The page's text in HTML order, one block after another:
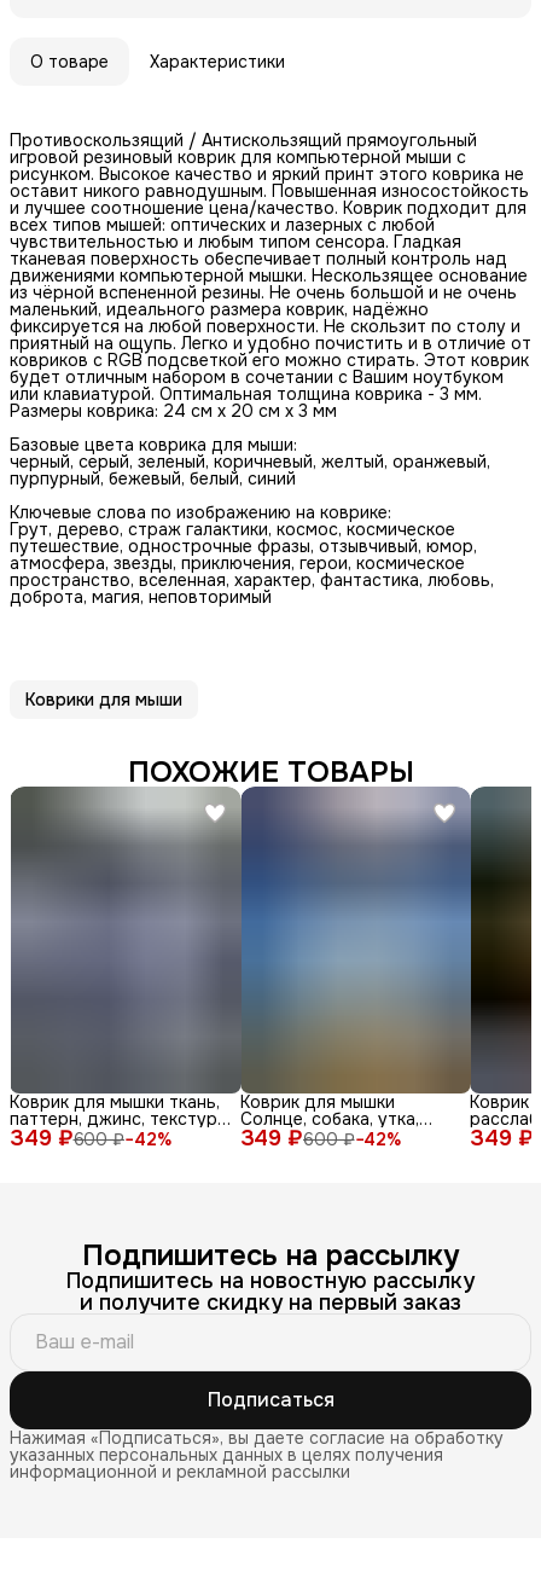
О товаре Характеристики
Противоскользящий / Антискользящий прямоугольный
игровой резиновый коврик для компьютерной мыши с
рисунком. Высокое качество и яркий принт этого коврика не
оставит никого равнодушным. Повышенная износостойкость
и лучшее соотношение цена/качество. Коврик подходит для
всех типов мышей: оптических и лазерных с любой
чувствительностью и любым типом сенсора. Гладкая
тканевая поверхность обеспечивает полный контроль над
движениями компьютерной мышки. Нескользящее основание
из чёрной вспененной резины. Не очень большой и не очень
маленький, идеального размера коврик, надёжно
фиксируется на любой поверхности. Не скользит по столу и
приятный на ощупь. Легко и удобно почистить и в отличие от
ковриков с RGB подсветкой его можно стирать. Этот коврик
будет отличным набором в сочетании с Вашим ноутбуком
или клавиатурой. Оптимальная толщина коврика - 3 мм.
Размеры коврика: 24 см x 20 см x 3 мм
Базовые цвета коврика для мыши:
черный, серый, зеленый, коричневый, желтый, оранжевый,
пурпурный, бежевый, белый, синий
Ключевые слова по изображению на коврике:
Грут, дерево, страж галактики, космос, космическое
путешествие, однострочные фразы, отзывчивый, юмор,
атмосфера, звезды, приключения, герои, космическое
пространство, вселенная, характер, фантастика, любовь,
доброта, магия, неповторимый
Коврики для мыши
ПОХОЖИЕ ТОВАРЫ
349 ₽600 ₽−42%
Коврик для мышки ткань,
паттерн, джинс, текстура,
синий, бел 349 ₽600 ₽−42%
Коврик для мышки
Солнце, собака, утка,
очки, море, доска, ле 349 ₽
Коврик
Подпишитесь на рассылку
Подпишитесь на новостную рассылку
и получите скидку на первый заказ
Подписаться
Нажимая «Подписаться», вы даете согласие на обработку
указанных персональных данных в целях получения
информационной и рекламной рассылки